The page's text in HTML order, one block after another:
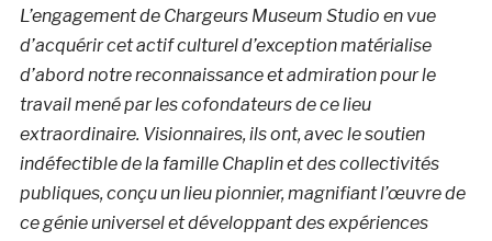
L’engagement de Chargeurs Museum Studio en vue
d’acquérir cet actif culturel d’exception matérialise
d’abord notre reconnaissance et admiration pour le
travail mené par les cofondateurs de ce lieu
extraordinaire. Visionnaires, ils ont, avec le soutien
indéfectible de la famille Chaplin et des collectivités
publiques, conçu un lieu pionnier, magnifiant l’œuvre de
ce génie universel et développant des expériences